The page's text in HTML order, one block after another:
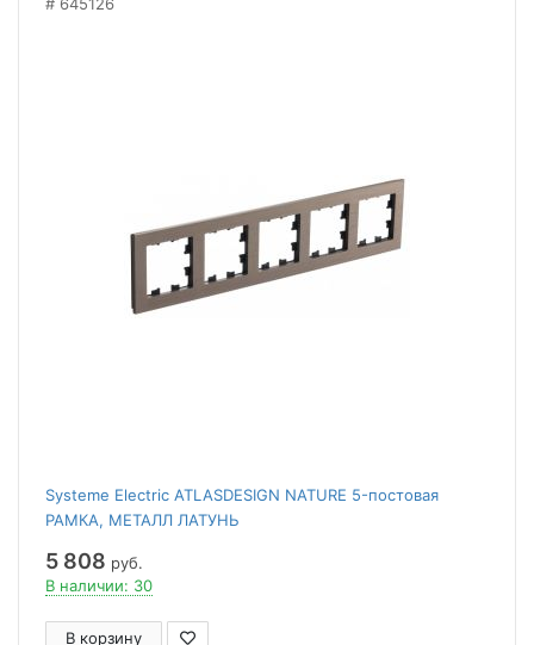
Systeme Electric ATLASDESIGN NATURE 5-постовая
РАМКА, МЕТАЛЛ ЛАТУНЬ
5 808 руб.
В наличии: 30
В корзину